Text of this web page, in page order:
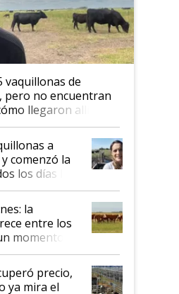
vaquillonas de
pero no encuentran
llegaron allí
a
comenzó la
los días le
la
entre los
momento
actividad
precio,
ya mira el